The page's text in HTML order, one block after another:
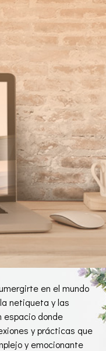
en el mundo
netiqueta y las
donde
y prácticas que
y emocionante